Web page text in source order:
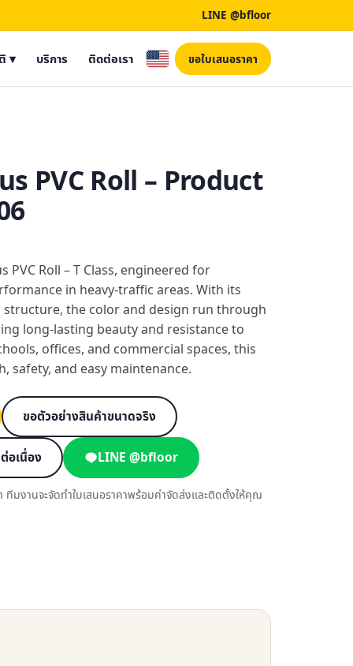
LINE @bfloor
▾ บริการ ติดต่อเรา ขอใบเสนอราคา
PVC Roll – Product
PVC Roll – T Class, engineered for
in heavy-traffic areas. With its
the color and design run through
long-lasting beauty and resistance to
offices, and commercial spaces, this
safety, and easy maintenance.
ขอตัวอย่างสินค้าขนาดจริง
อเนื่อง LINE @bfloor
ทีมงานจะจัดทำใบเสนอราคาพร้อมค่าจัดส่งและติดตั้งให้คุณ